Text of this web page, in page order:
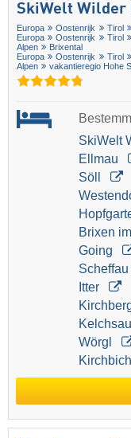
SkiWelt
Europa Oostenrijk Tirol
Europa
Oostenrijk Tirol
Alpen
Brixental
Europa
Oostenrijk Tirol
Alpen
vakantieregio Hohe
SkiWelt
Ellmau
Söll
Brixen
Going
Scheffau
Itter
Kelchsau
Wörgl
Kirchbichl